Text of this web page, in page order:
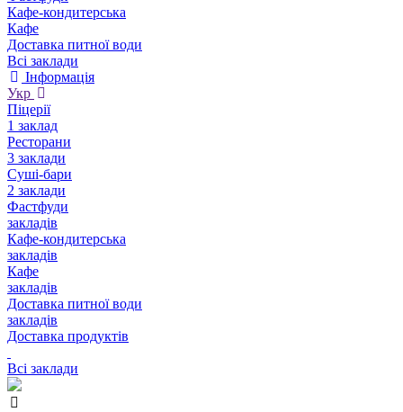
Кафе-кондитерська
Кафе
Доставка питної води
Всі заклади
Інформація
Укр
Піцерії
1 заклад
Ресторани
3 заклади
Суші-бари
2 заклади
Фастфуди
закладів
Кафе-кондитерська
закладів
Кафе
закладів
Доставка питної води
закладів
Доставка продуктів
Всі заклади